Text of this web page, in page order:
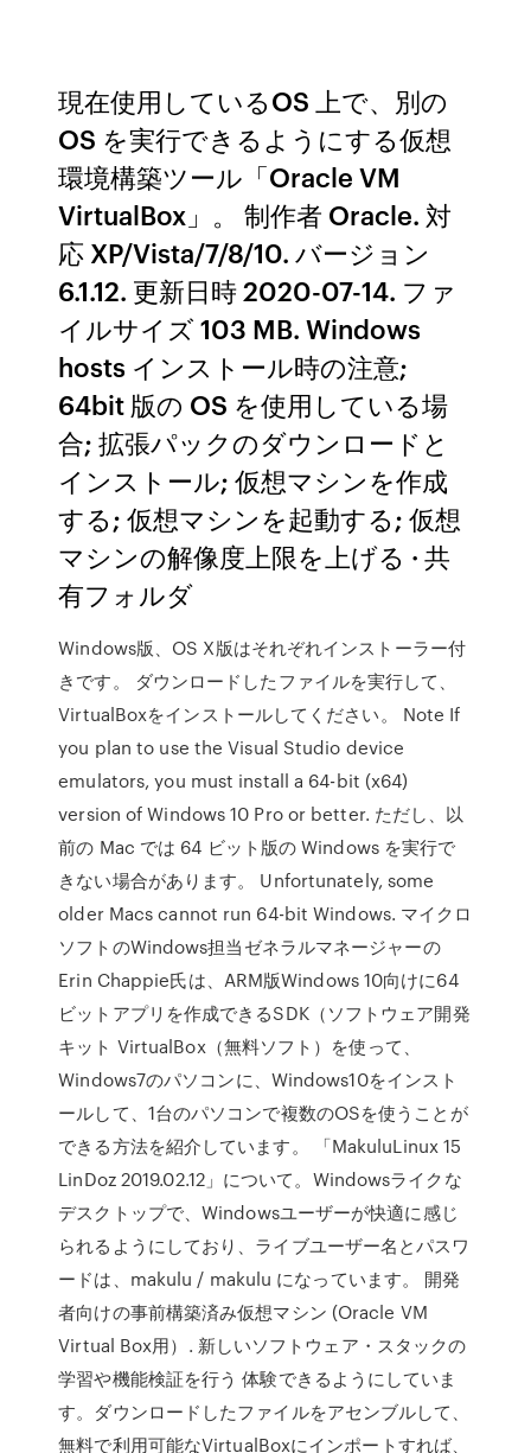
現在使用しているOS 上で、別の
OS を実行できるようにする仮想
環境構築ツール「Oracle VM
VirtualBox」。 制作者 Oracle. 対
応 XP/Vista/7/8/10. バージョン
6.1.12. 更新日時 2020-07-14. ファ
イルサイズ 103 MB. Windows
hosts インストール時の注意;
64bit 版の OS を使用している場
合; 拡張パックのダウンロードと
インストール; 仮想マシンを作成
する; 仮想マシンを起動する; 仮想
マシンの解像度上限を上げる · 共
有フォルダ
Windows版、OS X版はそれぞれインストーラー付
きです。 ダウンロードしたファイルを実行して、
VirtualBoxをインストールしてください。 Note If
you plan to use the Visual Studio device
emulators, you must install a 64-bit (x64)
version of Windows 10 Pro or better. ただし、以
前の Mac では 64 ビット版の Windows を実行で
きない場合があります。 Unfortunately, some
older Macs cannot run 64-bit Windows. マイクロ
ソフトのWindows担当ゼネラルマネージャーの
Erin Chappie氏は、ARM版Windows 10向けに64
ビットアプリを作成できるSDK（ソフトウェア開発
キット VirtualBox（無料ソフト）を使って、
Windows7のパソコンに、Windows10をインスト
ールして、1台のパソコンで複数のOSを使うことが
できる方法を紹介しています。 「MakuluLinux 15
LinDoz 2019.02.12」について。Windowsライクな
デスクトップで、Windowsユーザーが快適に感じ
られるようにしており、ライブユーザー名とパスワ
ードは、makulu / makulu になっています。 開発
者向けの事前構築済み仮想マシン (Oracle VM
Virtual Box用）. 新しいソフトウェア・スタックの
学習や機能検証を行う 体験できるようにしていま
す。ダウンロードしたファイルをアセンブルして、
無料で利用可能なVirtualBoxにインポートすれば、